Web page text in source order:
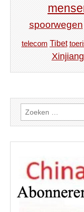
spoorwegen
telecom Tibet
Xinjiang
Zoeken
naar: